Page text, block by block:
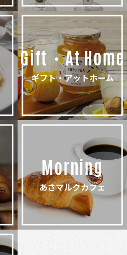
Gift・At Home
ギフト・アットホーム
Morning
あさマルクカフェ